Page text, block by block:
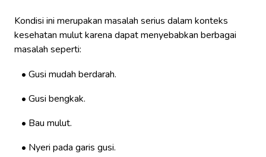
Kondisi ini merupakan masalah serius dalam konteks
kesehatan mulut karena dapat menyebabkan berbagai
masalah seperti:
Gusi mudah berdarah.
Gusi bengkak.
Bau mulut.
Nyeri pada garis gusi.